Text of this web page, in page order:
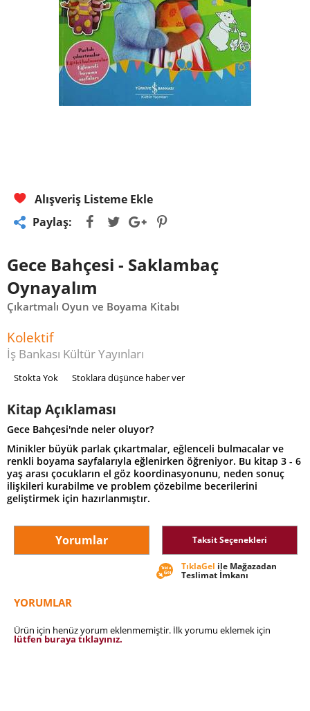
Alışveriş Listeme Ekle
Paylaş:
Gece Bahçesi - Saklambaç
Oynayalım
Çıkartmalı Oyun ve Boyama Kitabı
Kolektif
İş Bankası Kültür Yayınları
Stokta Yok Stoklara düşünce haber ver
Kitap Açıklaması
Gece Bahçesi'nde neler oluyor?
Minikler büyük parlak çıkartmalar, eğlenceli bulmacalar ve
renkli boyama sayfalarıyla eğlenirken öğreniyor. Bu kitap 3 - 6
yaş arası çocukların el göz koordinasyonunu, neden sonuç
ilişkileri kurabilme ve problem çözebilme becerilerini
geliştirmek için hazırlanmıştır.
Yorumlar Taksit Seçenekleri
TıklaGel ile Mağazadan
Teslimat İmkanı
YORUMLAR
Ürün için henüz yorum eklenmemiştir. İlk yorumu eklemek için
lütfen buraya tıklayınız.